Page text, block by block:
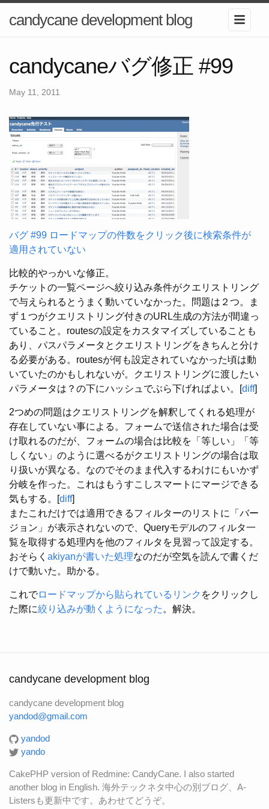
candycane development blog
candycaneバグ修正 #99
May 11, 2011
バグ #99 ロードマップの件数をクリック後に検索条件が
適用されていない
比較的やっかいな修正。
チケットの一覧ページへ絞り込み条件がクエリストリング
で与えられるとうまく動いていなかった。問題は２つ。ま
ず１つがクエリストリング付きのURL生成の方法が間違っ
ていること。routesの設定をカスタマイズしていることも
あり、パスパラメータとクエリストリングをきちんと分け
る必要がある。routesが何も設定されていなかった頃は動
いていたのかもしれないが。クエリストリングに渡したい
パラメータは？の下にハッシュでぶら下げればよい。[diff]
2つめの問題はクエリストリングを解釈してくれる処理が
存在していない事による。フォームで送信された場合は受
け取れるのだが、フォームの場合は比較を「等しい」「等
しくない」のように選べるがクエリストリングの場合は取
り扱いが異なる。なのでそのまま代入するわけにもいかず
分岐を作った。これはもうすこしスマートにマージできる
気もする。[diff]
またこれだけでは適用できるフィルターのリストに「バー
ジョン」が表示されないので、Queryモデルのフィルタ一
覧を取得する処理内を他のフィルタを見習って設定する。
おそらく akiyanが書いた処理なのだが空気を読んで書くだ
けで動いた。助かる。
これでロードマップから貼られているリンク をクリックし
た際に絞り込みが動くようになった 。解決。
candycane development blog
candycane development blog
yandod@gmail.com
yandod
yando
CakePHP version of Redmine: CandyCane. I also started
another blog in English. 海外テックネタ中心の別ブログ、A-
Listersも更新中です。あわせてどうぞ。